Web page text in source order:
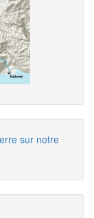
sur notre